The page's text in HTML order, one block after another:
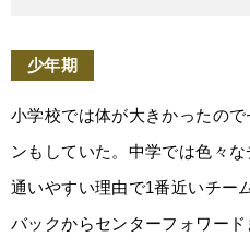
少年期
小学校では体が大きかったの
ンもしていた。中学では色々
通いやすい理由で1番近いチー
バックからセンターフォワー